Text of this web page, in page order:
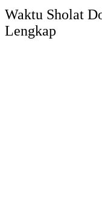
Waktu Sholat
Lengkap